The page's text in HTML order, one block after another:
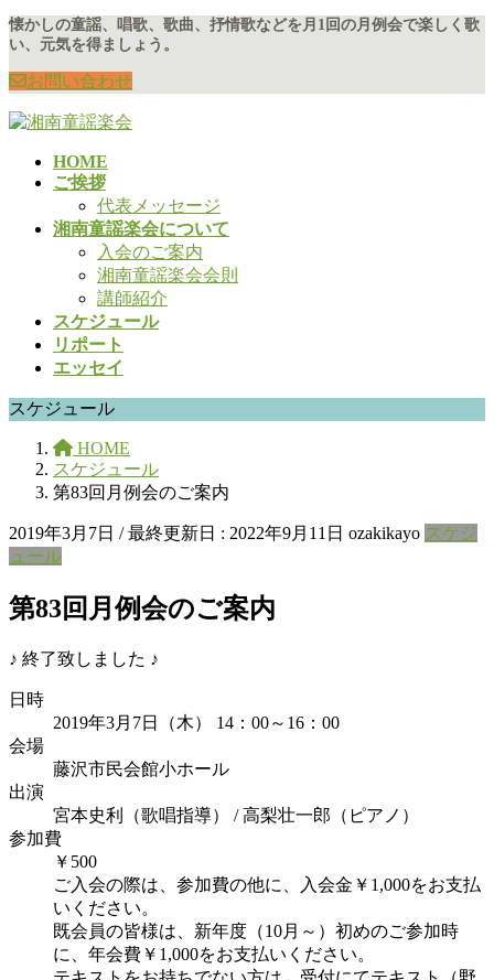
コ
ン
テ
ン
ツ
ナ
ビ
ゲ
ー
シ
懐かしの童謡、唱歌、歌曲、抒情歌などを月1回の月例会で楽しく歌
い、元気を得ましょう。
お問い合わせ
HOME
ご挨拶
代表メッセージ
湘南童謡楽会について
入会のご案内
湘南童謡楽会会則
講師紹介
スケジュール
リポート
エッセイ
スケジュール
HOME
スケジュール
第83回月例会のご案内
2019年3月7日 / 最終更新日 : 2022年9月11日 ozakikayo スケジ
ュール
第83回月例会のご案内
♪ 終了致しました ♪
日時
2019年3月7日（木） 14：00～16：00
会場
藤沢市民会館小ホール
出演
宮本史利（歌唱指導） / 高梨壮一郎（ピアノ）
参加費
￥500
ご入会の際は、参加費の他に、入会金￥1,000をお支払
いください。
既会員の皆様は、新年度（10月～）初めのご参加時
に、年会費￥1,000をお支払いください。